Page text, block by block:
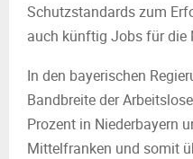
Schutzstandards zum
auch künftig Jobs für die
In den bayerischen
Bandbreite der
Prozent in Niederbayern
Mittelfranken und somit